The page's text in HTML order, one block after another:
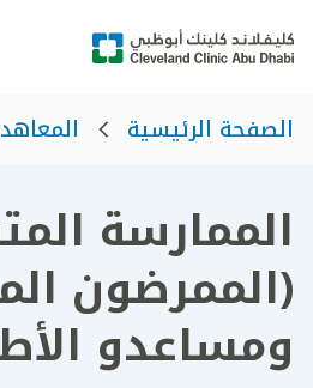
الصفحة الرئيسية
الممارسة
(الممرضون
ومساعدو